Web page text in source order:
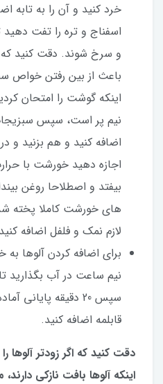
خرد کنید و آن را به تابه
اسفناج و تره را تفت دهید
و سرخ شوند. دقت کنید
باعث از بین رفتن خواص
اینکه گوشت را امتحان
نیم پر است، سپس
اضافه کنید و هم بزنید و در
اجازه دهید خورشت با
بیفتد و اصطلاحا روغن
های خورشت کاملا پخته
لازم نمک و فلفل اضافه
برای اضافه کردن آلوها
نیم ساعت در آب بگذارید
سپس 20 دقیقه
قابلمه اضافه کنید.
دقت کنید که اگر زودتر آلوها
اینکه آلوها بافت نازکی